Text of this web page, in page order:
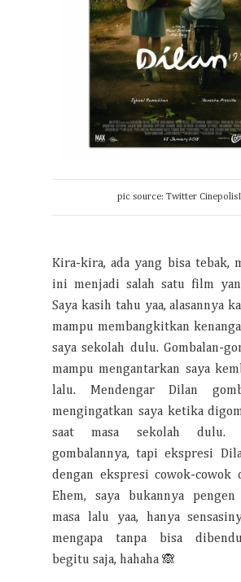
pic source: Twitter
Kira-kira, ada yang bisa tebak,
ini menjadi salah satu film
Saya kasih tahu yaa, alasannya
mampu membangkitkan
saya sekolah dulu. Gombalan-
mampu mengantarkan saya
lalu. Mendengar Dilan
mengingatkan saya ketika
saat masa sekolah dulu.
gombalannya, tapi ekspresi
dengan ekspresi cowok-cowok
Ehem, saya bukannya
masa lalu yaa, hanya
mengapa tanpa bisa
begitu saja, hahaha 🙈